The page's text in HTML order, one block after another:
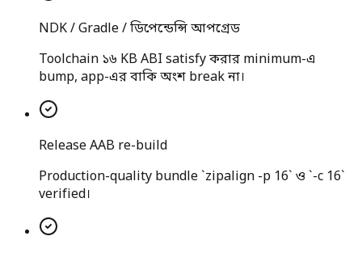
NDK / Gradle / ডিপেন্ডেন্সি আপগ্রেড
Toolchain ১৬ KB ABI satisfy করার minimum-এ
bump, app-এর বাকি অংশ break না।
Release AAB re-build
Production-quality bundle `zipalign -p 16` ও `-c 16`
verified।